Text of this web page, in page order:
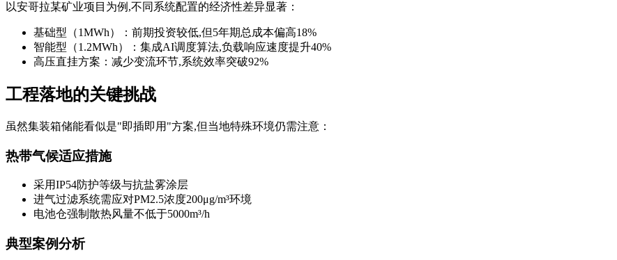
以安哥拉某矿业项目为例,不同系统配置的经济性差异显著：
基础型（1MWh）：前期投资较低,但5年期总成本偏高18%
智能型（1.2MWh）：集成AI调度算法,负载响应速度提升40%
高压直挂方案：减少变流环节,系统效率突破92%
工程落地的关键挑战
虽然集装箱储能看似是"即插即用"方案,但当地特殊环境仍需注意：
热带气候适应措施
采用IP54防护等级与抗盐雾涂层
进气过滤系统需应对PM2.5浓度200μg/m³环境
电池仓强制散热风量不低于5000m³/h
典型案例分析